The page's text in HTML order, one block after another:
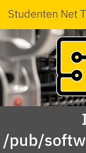
Studenten Net
/pub/